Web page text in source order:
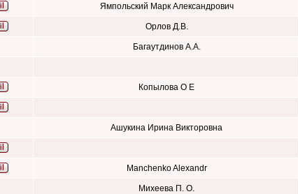
Ямпольский Марк Александрович
Орлов Д.В.
Багаутдинов А.А.
Копылова О Е
Ашукина Ирина Викторовна
Manchenko Alexandr
Михеева П. О.